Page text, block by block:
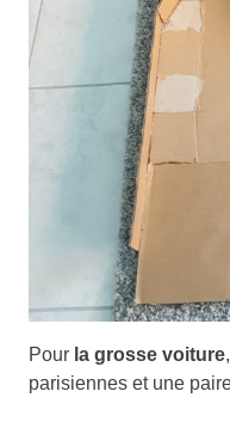
Pour la grosse voiture
parisiennes et une